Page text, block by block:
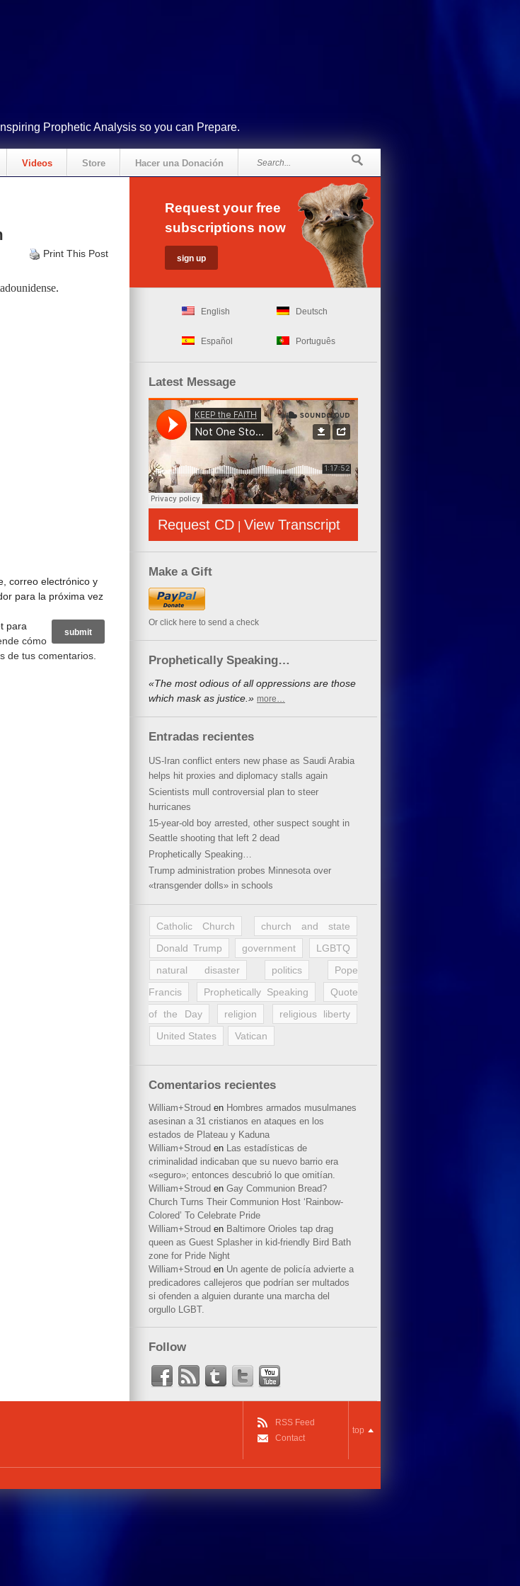
Prophetic Analysis so you can Prepare.
Videos Store Hacer una Donación
Print This Post
.
correo electrónico y
para la próxima vez
para
cómo
de tus comentarios
Request your free
subscriptions now
English Deutsch
Español Português
Latest Message
Request CD | View Transcript
Make a Gift
Or click here to send a check
Prophetically Speaking…
«The most odious of all oppressions are those
which mask as justice.» more…
Entradas recientes
US-Iran conflict enters new phase as Saudi Arabia
helps hit proxies and diplomacy stalls again
Scientists mull controversial plan to steer
hurricanes
15-year-old boy arrested, other suspect sought in
Seattle shooting that left 2 dead
Prophetically Speaking…
Trump administration probes Minnesota over
«transgender dolls» in schools
Catholic Church
church and state
Donald Trump
government
LGBTQ
natural disaster
politics
Pope
Francis
Prophetically Speaking
Quote
of the Day
religion
religious liberty
United States
Vatican
Comentarios recientes
William+Stroud en Hombres armados musulmanes
asesinan a 31 cristianos en ataques en los
estados de Plateau y Kaduna
William+Stroud en Las estadísticas de
criminalidad indicaban que su nuevo barrio era
«seguro»; entonces descubrió lo que omitían.
William+Stroud en Gay Communion Bread?
Church Turns Their Communion Host ‘Rainbow-
Colored’ To Celebrate Pride
William+Stroud en Baltimore Orioles tap drag
queen as Guest Splasher in kid-friendly Bird Bath
zone for Pride Night
William+Stroud en Un agente de policía advierte a
predicadores callejeros que podrían ser multados
si ofenden a alguien durante una marcha del
orgullo LGBT.
Follow
RSS Feed
Contact
top